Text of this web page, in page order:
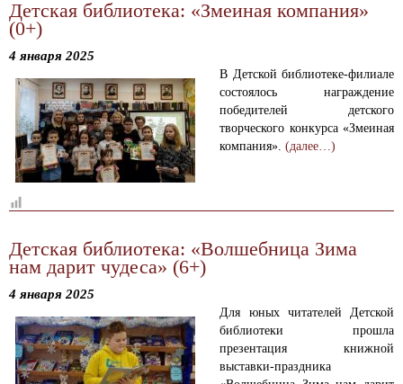
Детская библиотека: «Змеиная компания»
(0+)
4 января 2025
В Детской библиотеке-филиале
состоялось награждение
победителей детского
творческого конкурса «Змеиная
компания». (далее…)
Детская библиотека: «Волшебница Зима
нам дарит чудеса» (6+)
4 января 2025
Для юных читателей Детской
библиотеки прошла
презентация книжной
выставки-праздника